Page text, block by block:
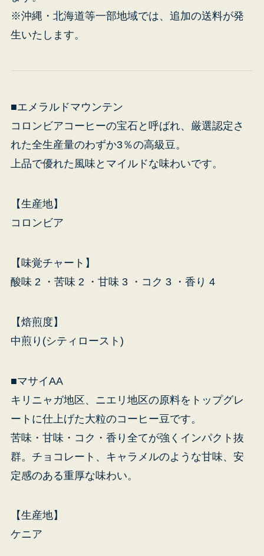
※沖縄・北海道等一部地域では、追加の送料が発
生いたします。
■エメラルドマウンテン
コロンビアコーヒーの宝石と呼ばれ、厳選認定さ
れた全生産量のわずか3％の高級豆。
上品で優れた風味とマイルドな味わいです。
【生産地】
コロンビア
【味覚チャート】
酸味 2 ・苦味 2 ・甘味 3 ・コク 3 ・香り 4
【焙煎度】
中煎り(シティロースト)
■マサイAA
キリニャガ地区、ニエリ地区の原料をトップグレ
ートに仕上げた大粒のコーヒー豆です。
苦味・甘味・コク・香り全てが強くインパクト抜
群。チョコレート、キャラメルのような甘味、安
定感のある重厚な味わい。
【生産地】
ケニア